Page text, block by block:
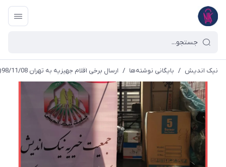
نیک اندیش / بایگانی نوشته‌ها / ارسال برخی اقلام جهیزیه به تهران 98/11/08(شاپور)